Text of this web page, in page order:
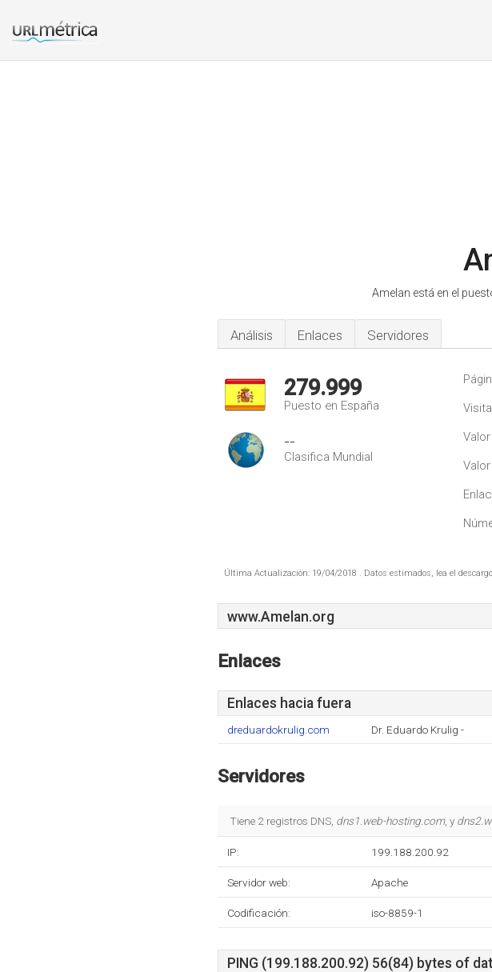
Amelan está en el
Análisis Enlaces Servidores
279.999
Puesto en España
--
Clasifica Mundial
Última Actualización: 19/04/2018 . Datos estimados, lea el
www.Amelan.org
Enlaces
Enlaces hacia fuera
dreduardokrulig.com Dr. Eduardo Krulig -
Servidores
Tiene 2 registros DNS, dns1.web-hosting.com, y
IP: 199.188.200.92
Servidor web: Apache
Codificación: iso-8859-1
PING (199.188.200.92) 56(84) bytes of